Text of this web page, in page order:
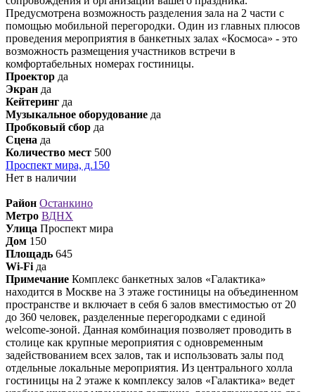
Предусмотрена возможность разделения зала на 2 части с
помощью мобильной перегородки. Один из главных плюсов
проведения мероприятия в банкетных залах «Космоса» - это
возможность размещения участников встречи в
комфортабельных номерах гостиницы.
Проектор да
Экран да
Кейтеринг да
Музыкальное оборудование да
Пробковый сбор да
Сцена да
Количество мест 500
Проспект мира, д.150
Нет в наличии
Район Останкино
Метро ВДНХ
Улица Проспект мира
Дом 150
Площадь 645
Wi-Fi да
Примечание Комплекс банкетных залов «Галактика»
находится в Москве на 3 этаже гостиницы на объединенном
пространстве и включает в себя 6 залов вместимостью от 20
до 360 человек, разделенные перегородками с единой
welcome-зоной. Данная комбинация позволяет проводить в
столице как крупные мероприятия с одновременным
задействованием всех залов, так и использовать залы под
отдельные локальные мероприятия. Из центрального холла
гостиницы на 2 этаже к комплексу залов «Галактика» ведет